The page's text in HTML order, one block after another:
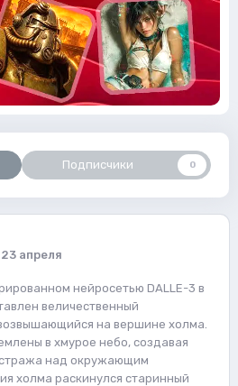
Подписчики 0
23 апреля
нейросетью DALLE-3 в
величественный
на вершине холма.
в хмурое небо, создавая
над окружающим
холма раскинулся старинный